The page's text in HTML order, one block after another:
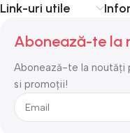
Link-uri utile
Abonează-te la
Abonează-te la noutăți
si promoții!